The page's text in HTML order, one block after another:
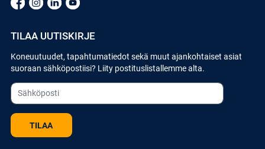
TILAA UUTISKIRJE
Koneuutuudet, tapahtumatiedot sekä muut ajankohtaiset asiat
suoraan sähköpostiisi? Liity postituslistallemme alta.